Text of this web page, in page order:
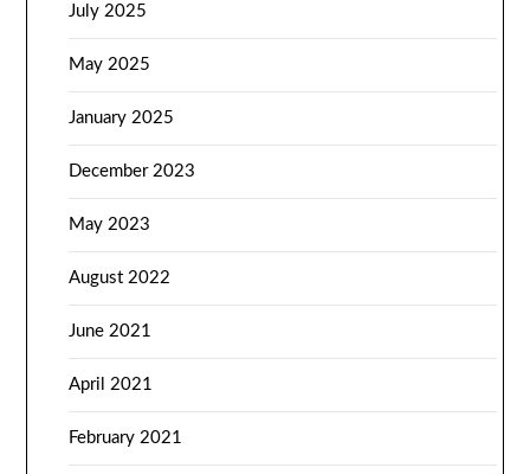
July 2025
May 2025
January 2025
December 2023
May 2023
August 2022
June 2021
April 2021
February 2021